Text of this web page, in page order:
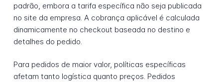
padrão, embora a tarifa específica não seja publicada
no site da empresa. A cobrança aplicável é calculada
dinamicamente no checkout baseada no destino e
detalhes do pedido.
Para pedidos de maior valor, políticas específicas
afetam tanto logística quanto preços. Pedidos